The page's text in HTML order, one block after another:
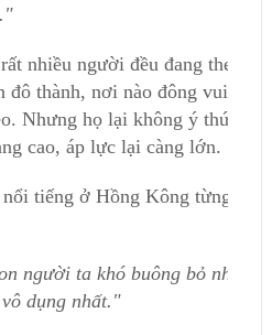
nhiều người đều đang theo
đô thành, nơi nào đông vui,
Nhưng họ lại không ý thức
cao, áp lực lại càng lớn.
tiếng ở Hồng Kông từng
người ta khó buông bỏ nhất,
dụng nhất."